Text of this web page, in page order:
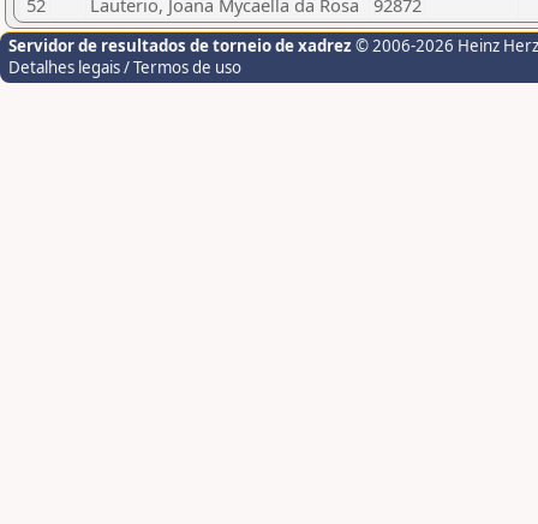
52
Lauterio, Joana Mycaella da Rosa 92872
Servidor de resultados de torneio de xadrez © 2006-2026 Heinz
Detalhes legais / Termos de uso